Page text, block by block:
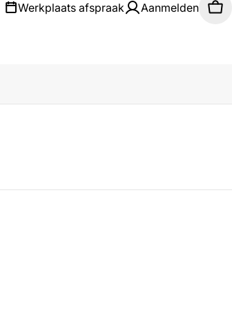
Werkplaats afspraak Aanmelden